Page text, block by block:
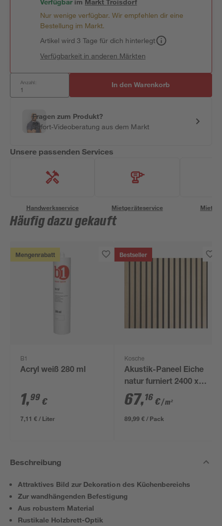
Verfügbar im MarktTroisdorf
Nur wenige verfügbar. Wir empfehlen dir eine
Bestellung im Markt.
Artikel wird 3 Tage für dich hinterlegt
Verfügbarkeit in anderen Märkten
Anzahl: In den Warenkorb
Fragen zum Produkt?
Sofort-Videoberatung aus dem Markt
Unsere passenden Services
Handwerksservice Mietgeräteservice
Häufig dazu gekauft
Mengenrabatt
B1
Acryl weiß 280 ml
1,99 €
7,11 € / Liter
Bestseller
Kosche
Akustik-Paneel Eiche
natur furniert 2400 x
561 x 19 mm
67,16 €/ m²
89,99 € / Pack
Beschreibung
Attraktives Bild zur Dekoration des Küchenbereichs
Zur wandhängenden Befestigung
Aus robustem Material
Rustikale Holzbrett-Optik